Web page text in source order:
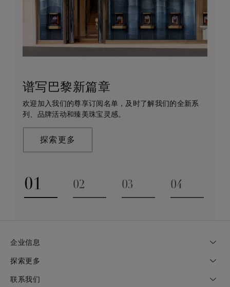
谱写巴黎新篇章
欢迎加入我们的尊享订阅名单，及时了解我们的全新系
列、品牌活动和臻美珠宝灵感。
探索更多
守护永恒
戴比尔斯珠宝在全球珠宝领域独树一帜，因为我们是唯
一与钻石原产地建立直接联系的奢华珠宝品牌。
探索更多
客户服务
无论您是线上浏览还是到访我们的精品店，我们都期待
为您提供定制化的购物体验。您可通过预约获得专家的
了解更多
戴比尔斯的世界
De Beers 成立于伦敦，灵感来自非洲的自然，是奢华
钻石珠宝的巅峰。我们的创意和工艺将钻石转化为永恒
探索更多
01
Go to slide 1
02
03
04
企业信息
探索更多
联系我们